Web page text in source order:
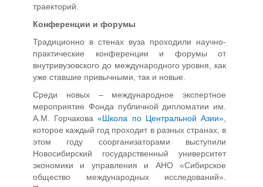
траекторий.
Конференции и форумы
Традиционно в стенах вуза проходили научно-
практические конференции и форумы от
внутривузовского до международного уровня, как
уже ставшие привычными, так и новые.
Среди новых – международное экспертное
мероприятие Фонда публичной дипломатии им.
А.М. Горчакова«Школа по Центральной Азии»
которое каждый год проходит в разных странах, в
этом году соорганизаторами выступили
Новосибирский государственный университет
экономики и управления и АНО «Сибирское
общество международных исследований».